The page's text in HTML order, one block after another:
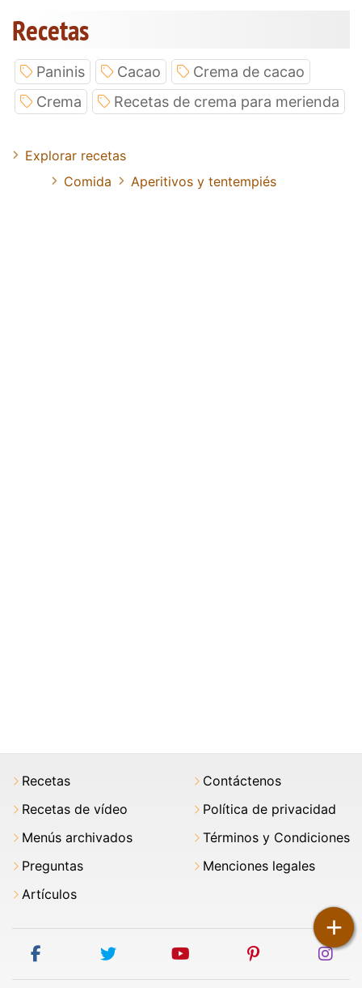
+
Recetas
Paninis Cacao
Crema de cacao
Crema
Recetas de crema para merienda
Explorar recetas
Comida
Aperitivos y tentempiés
Recetas
Recetas de vídeo
Menús archivados
Preguntas
Artículos
Contáctenos
Política de privacidad
Términos y Condiciones
Menciones legales
facebook twitter youtube pinterest